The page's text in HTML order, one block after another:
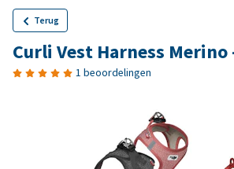
Terug
Curli Vest Harness Merino
1 beoordelingen